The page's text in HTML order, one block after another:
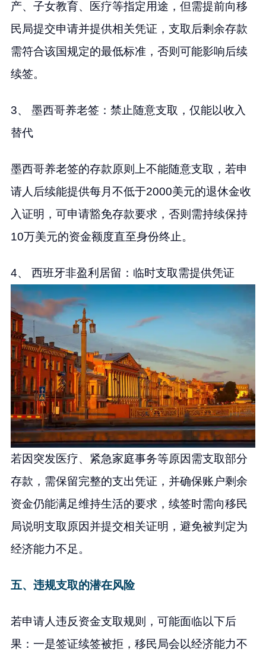
产、子女教育、医疗等指定用途，但需提前向移
民局提交申请并提供相关凭证，支取后剩余存款
需符合该国规定的最低标准，否则可能影响后续
续签。
3、 墨西哥养老签：禁止随意支取，仅能以收入
替代
墨西哥养老签的存款原则上不能随意支取，若申
请人后续能提供每月不低于2000美元的退休金收
入证明，可申请豁免存款要求，否则需持续保持
10万美元的资金额度直至身份终止。
4、 西班牙非盈利居留：临时支取需提供凭证
若因突发医疗、紧急家庭事务等原因需支取部分
存款，需保留完整的支出凭证，并确保账户剩余
资金仍能满足维持生活的要求，续签时需向移民
局说明支取原因并提交相关证明，避免被判定为
经济能力不足。
五、违规支取的潜在风险
若申请人违反资金支取规则，可能面临以下后
果：一是签证续签被拒，移民局会以经济能力不